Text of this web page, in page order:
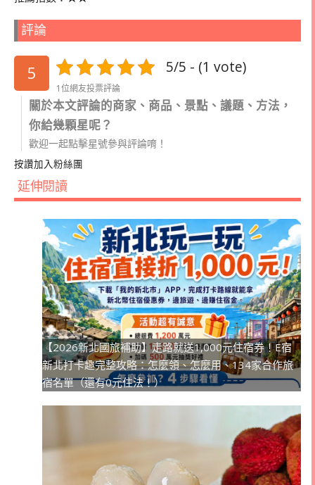
評論
5 5/5 - (1 vote)
1位網友投票評論
關於本文評論的商家、商品、景點、議題、方法，
你給幾顆星呢？
歡迎一起點擊星號參與評論唷！
按讚加入粉絲團
延伸閱讀
【2026新北國旅補助】走路就送1,000元住宿券！E宿
新北打卡趣完整攻略：怎麼領、怎麼用、134家合作旅
宿名單（還有0元住法！）